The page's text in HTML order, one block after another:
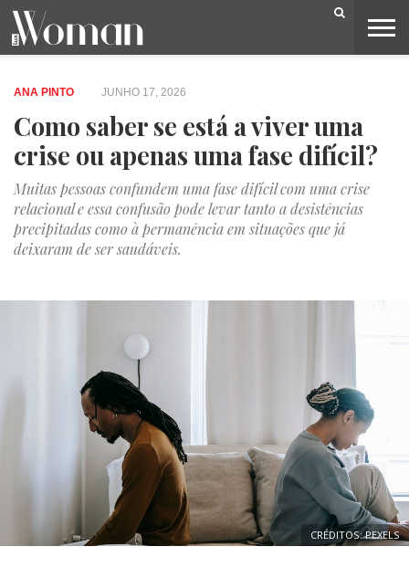
BELEZA
CAPA
LIFESTYLE
MODA
OPINIÃO
PESSOAS
SOCIEDADE
VIDEOS
ANA PINTO JUNHO 17, 2026
Como saber se está a viver uma
crise ou apenas uma fase difícil?
Muitas pessoas confundem uma fase difícil com uma crise
relacional e essa confusão pode levar tanto a desistências
precipitadas como à permanência em situações que já
deixaram de ser saudáveis.
CRÉDITOS: PEXELS